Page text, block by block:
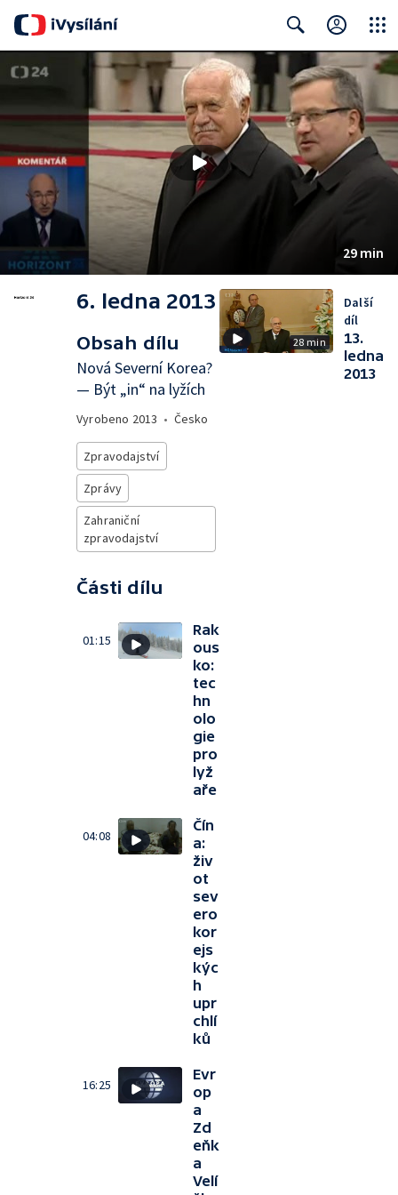
Search Close
29 min
6. ledna 2013
Obsah dílu
Nová Severní Korea?
— Být „in“ na lyžích
Vyrobeno 2013 • Česko
Zpravodajství
Zprávy
Zahraniční
zpravodajství
Části dílu
01:15
Rak
ous
ko:
tec
hn
olo
gie
pro
lyž
aře
04:08
Čín
a:
živ
ot
sev
ero
kor
ejs
kýc
h
upr
chlí
ků
16:25
Evr
op
a
Zd
eňk
a
Velí
28 min
Další
díl
13.
ledna
2013